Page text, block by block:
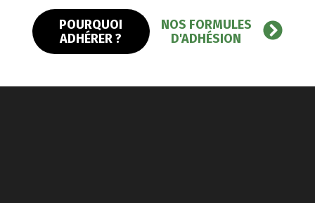
POURQUOI
ADHÉRER ?
NOS FORMULES
D'ADHÉSION